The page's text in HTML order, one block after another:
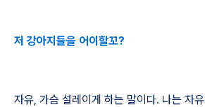
저 강아지들을 어이할꼬?
자유, 가슴 설레이게 하는 말이다. 나는 자